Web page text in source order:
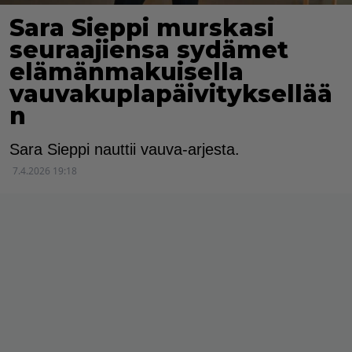
Sara Sieppi murskasi
seuraajiensa sydämet
elämänmakuisella
vauvakuplapäivityksellää
n
Sara Sieppi nauttii vauva-arjesta.
7.4.2026 19:18